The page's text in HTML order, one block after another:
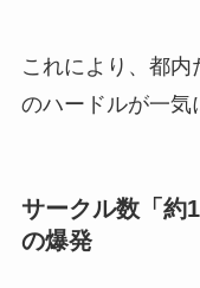
これにより、都
のハードルが一気
サークル数「約
の爆発